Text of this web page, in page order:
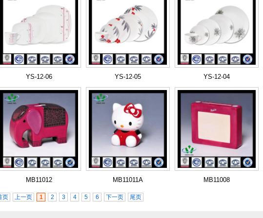
YS-12-06 YS-12-05 YS-12-04
MB11012 MB11011A MB11008
页 上一页 1 2 3 4 5 6 下一页 尾页